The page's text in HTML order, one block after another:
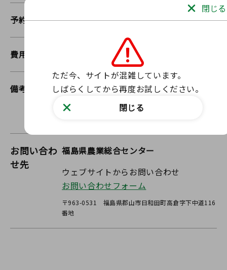
予約有無 予約不要
費用
備考
一部イベントについては、予約が必要で
す。
お問い合わ
せ先
福島県農業総合センター
ウェブサイトからお問い合わせ
お問い合わせフォーム
〒963-0531 福島県郡山市日和田町高倉字下中道116
番地
閉じる
ただ今、サイトが混雑しています。
しばらくしてから再度お試しください。
閉じる